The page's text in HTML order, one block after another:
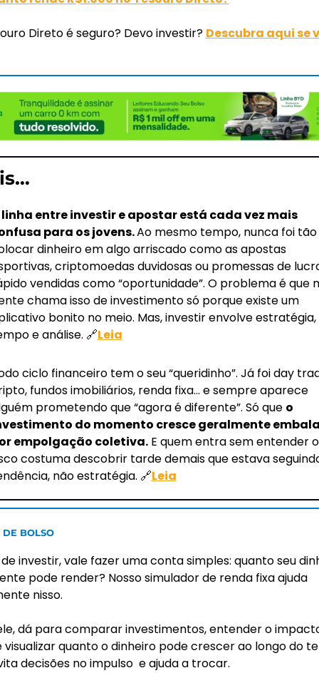
Direto é seguro? Devo investir? Descubra aqui se
linha entre investir e apostar está cada vez mais
para os jovens. Ao mesmo tempo, nunca foi
dinheiro em algo arriscado como as apostas
criptomoedas duvidosas ou promessas de
vendidas como “oportunidade”. O problema é que
chama isso de investimento só porque existe um
bonito no meio. Mas, investir envolve estratégia,
e análise. 🔗Leia
ciclo financeiro tem o seu “queridinho”. Já foi day
fundos imobiliários, renda fixa… e sempre aparece
prometendo que “agora é diferente”. Só que o
do momento cresce geralmente
empolgação coletiva. E quem entra sem entender o
costuma descobrir tarde demais que estava
não estratégia. 🔗Leia
DE BOLSO
investir, vale fazer uma conta simples: quanto seu
pode render? Nosso simulador de renda fixa ajuda
nisso.
dá para comparar investimentos, entender o
visualizar quanto o dinheiro pode crescer ao longo do
decisões no impulso  e ajuda a trocar.